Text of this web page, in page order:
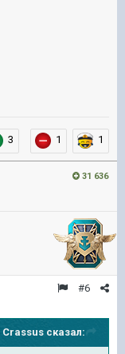
3 1 1
31 636
#6
Crassus сказал: